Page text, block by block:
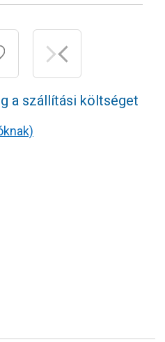
a szállítási költséget